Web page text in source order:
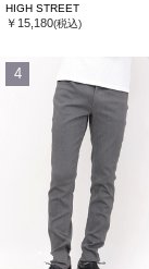
HIGH STREET
￥15,180(税込)
4